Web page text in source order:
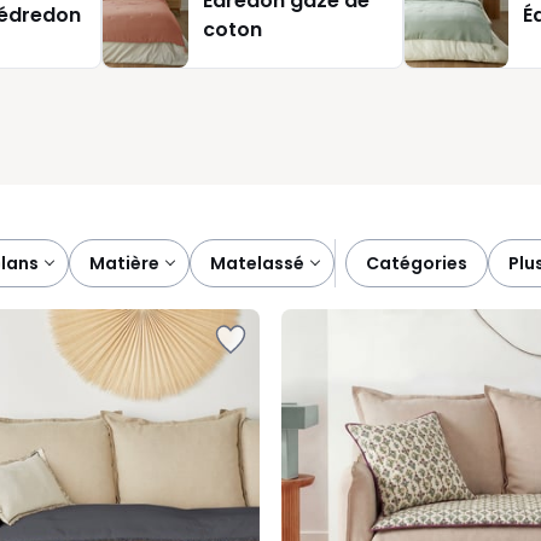
coton
matière matelassé catégories